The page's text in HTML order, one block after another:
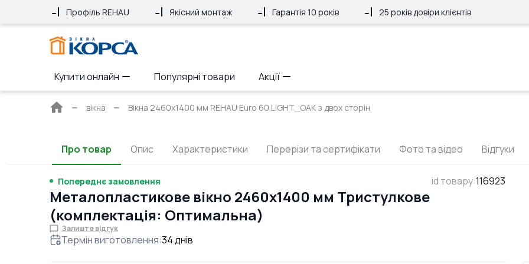
Профіль REHAU Якісний монтаж Гарантія 10 років 25 років довіри клієнтів
Купити онлайн Популярні товари Акції
Головна
вікна Вікна 2460x1400 мм REHAU Euro 60 LIGHT_OAK з двох сторін
Про товар Опис Характеристики Перерізи та сертифікати Фото та відео Відгуки
Попереднє замовлення id товару:116923
Металопластикове вікно 2460x1400 мм Тристулкове
(комплектація: Оптимальна)
Залиште відгук
Термін виготовлення:34днів